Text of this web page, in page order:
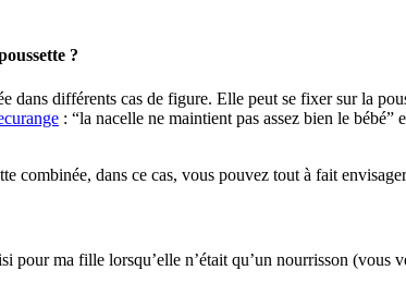
?
dans différents cas de figure. Elle peut se fixer sur la
: “la nacelle ne maintient pas assez bien le bébé”
combinée, dans ce cas, vous pouvez tout à fait
pour ma fille lorsqu’elle n’était qu’un nourrisson